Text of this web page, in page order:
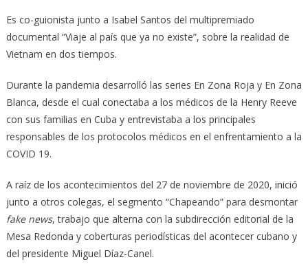
Es co-guionista junto a Isabel Santos del multipremiado
documental “Viaje al país que ya no existe”, sobre la realidad de
Vietnam en dos tiempos.
Durante la pandemia desarrolló las series En Zona Roja y En Zona
Blanca, desde el cual conectaba a los médicos de la Henry Reeve
con sus familias en Cuba y entrevistaba a los principales
responsables de los protocolos médicos en el enfrentamiento a la
COVID 19.
A raíz de los acontecimientos del 27 de noviembre de 2020, inició
junto a otros colegas, el segmento “Chapeando” para desmontar
fake news, trabajo que alterna con la subdirección editorial de la
Mesa Redonda y coberturas periodísticas del acontecer cubano y
del presidente Miguel Díaz-Canel.